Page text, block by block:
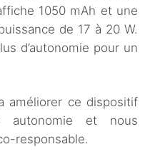
1050 mAh et une
de 17 à 20 W.
d’autonomie pour un
améliorer ce dispositif
autonomie et nous
responsable.